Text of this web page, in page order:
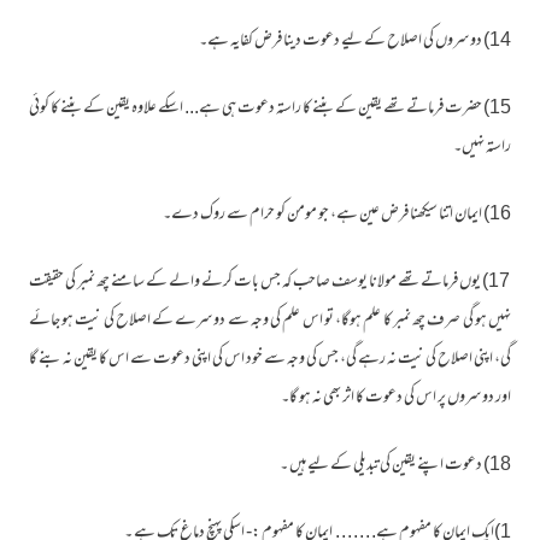
14) دوسروں کی اصلاح کے لیے دعوت دینا فرض کفایہ ہے۔
15) حضرت فرماتے تھے یقین کے بننے کا راستہ دعوت ہی ہے... اسکے علاوہ یقین کے بننے کا کوئی
راستہ نہیں۔
16) ایمان اتنا سیکھنا فرض عین ہے، جو مومن کو حرام سے روک دے۔
17) یوں فرماتے تھے مولانا یوسف صاحب کہ جس بات کرنے والے کے سامنے چھ نمبر کی حقیقت
نہیں ہو گی صرف چھ نمبر کا علم ہوگا، تو اس علم کی وجہ سے دوسرے کے اصلاح کی نیت ہو جائے
گی، اپنی اصلاح کی نیت نہ رہے گی، جس کی وجہ سے خود اس کی اپنی دعوت سے اس کا یقین نہ بنے گا
اور دوسروں پر اس کی دعوت کا اثر بھی نہ ہو گا۔
18) دعوت اپنے یقین کی تبدیلی کے لیے ہیں ۔
1)ایک ایمان کا مفہوم ہے. . . . . . . ایمان کا مفہوم :- اسکی پہنچ دماغ تک ہے ۔